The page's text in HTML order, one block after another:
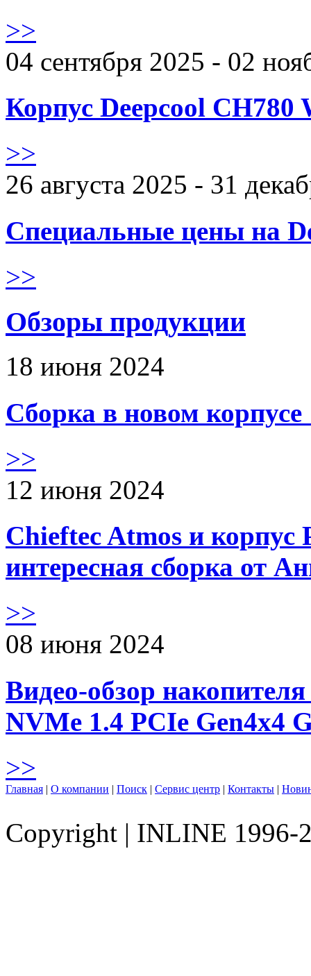
>>
04 сентября 2025 - 02
Корпус Deepcool CH780
>>
26 августа 2025 - 31
Специальные цены на
>>
Обзоры продукции
18 июня 2024
Сборка в новом
>>
12 июня 2024
Chieftec Atmos и корпус
интересная сборка от
>>
08 июня 2024
Видео-обзор
NVMe 1.4 PCIe Gen4х4
>>
Главная | О компании | Поиск | Сервис центр | Контакты |
Copyright | INLINE 1996-